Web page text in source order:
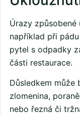
Úrazy
například při
pytel s odpadky
části restaurace.
Důsledkem
zlomenina,
nebo řezná či